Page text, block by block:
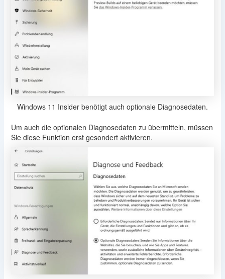
Windows 11 Insider benötigt auch optionale Diagnosedaten.
Um auch die optionalen Diagnosedaten zu übermitteln, müssen
Sie diese Funktion erst gesondert aktivieren.